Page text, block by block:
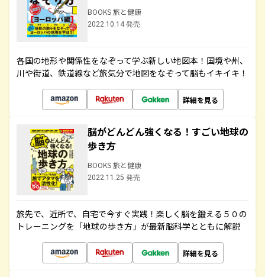
BOOKS 旅と健康
2022.10.14 発売
各国の地形や関係性をなぞって学ぶ新しい地図本！国境や州、
川や街道、鉄道線など旅気分で地図をなぞって脳もイキイキ！
詳細を見る
脳がどんどん強くなる！すごい地球の
歩き方
BOOKS 旅と健康
2022.11.25 発売
旅先で、近所で、自宅で今すぐ実践！楽しく脳を鍛える５０の
トレーニングを「地球の歩き方」が最新脳科学とともに解説
詳細を見る